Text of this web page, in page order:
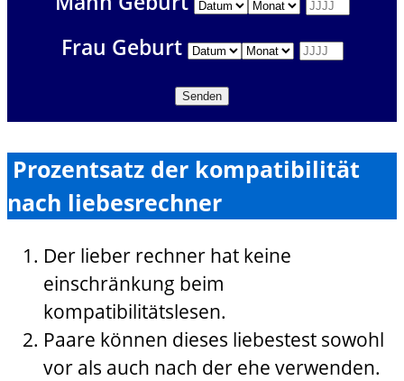
Frau Geburt
Prozentsatz der kompatibilität
nach liebesrechner
Der lieber rechner hat keine
einschränkung beim
kompatibilitätslesen.
Paare können dieses liebestest sowohl
vor als auch nach der ehe verwenden.